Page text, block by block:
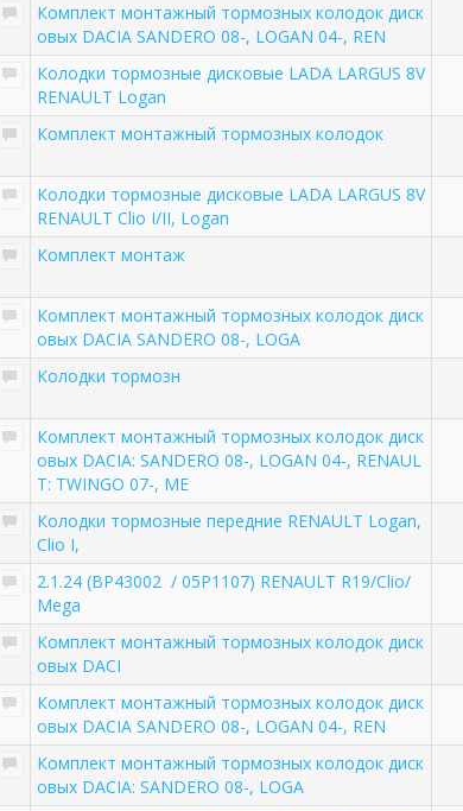
Комплект монтажный тормозных колодок диск
овых DACIA SANDERO 08-, LOGAN 04-, REN
Колодки тормозные дисковые LADA LARGUS 8V
RENAULT Logan
Комплект монтажный тормозных колодок
Колодки тормозные дисковые LADA LARGUS 8V
RENAULT Clio I/II, Logan
Комплект монтаж
Комплект монтажный тормозных колодок диск
овых DACIA SANDERO 08-, LOGA
Колодки тормозн
Комплект монтажный тормозных колодок диск
овых DACIA: SANDERO 08-, LOGAN 04-, RENAUL
T: TWINGO 07-, ME
Колодки тормозные передние RENAULT Logan,
Clio I,
2.1.24 (BP43002 / 05P1107) RENAULT R19/Clio/
Mega
Комплект монтажный тормозных колодок диск
овых DACI
Комплект монтажный тормозных колодок диск
овых DACIA SANDERO 08-, LOGAN 04-, REN
Комплект монтажный тормозных колодок диск
овых DACIA: SANDERO 08-, LOGA